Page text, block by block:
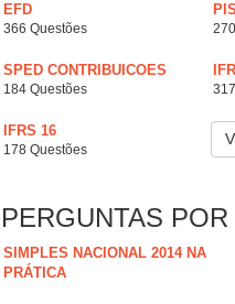
EFD
366 Questões
SPED CONTRIBUICOES
184 Questões
IFRS 16
178 Questões
PERGUNTAS
SIMPLES NACIONAL 2014 NA
PRÁTICA